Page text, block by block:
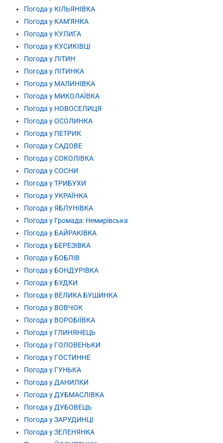
Погода у КІЛЬЯНІВКА
Погода у КАМ'ЯНКА
Погода у КУЛИГА
Погода у КУСИКІВЦІ
Погода у ЛІТИН
Погода у ЛІТИНКА
Погода у МАЛИНІВКА
Погода у МИКОЛАЇВКА
Погода у НОВОСЕЛИЦЯ
Погода у ОСОЛИНКА
Погода у ПЕТРИК
Погода у САДОВЕ
Погода у СОКОЛІВКА
Погода у СОСНИ
Погода у ТРИБУХИ
Погода у УКРАЇНКА
Погода у ЯБЛУНІВКА
Погода у Громада: Немирівська
Погода у БАЙРАКІВКА
Погода у БЕРЕЗІВКА
Погода у БОБЛІВ
Погода у БОНДУРІВКА
Погода у БУДКИ
Погода у ВЕЛИКА БУШИНКА
Погода у ВОВЧОК
Погода у ВОРОБІЇВКА
Погода у ГЛИНЯНЕЦЬ
Погода у ГОЛОВЕНЬКИ
Погода у ГОСТИННЕ
Погода у ГУНЬКА
Погода у ДАНИЛКИ
Погода у ДУБМАСЛІВКА
Погода у ДУБОВЕЦЬ
Погода у ЗАРУДИНЦІ
Погода у ЗЕЛЕНЯНКА